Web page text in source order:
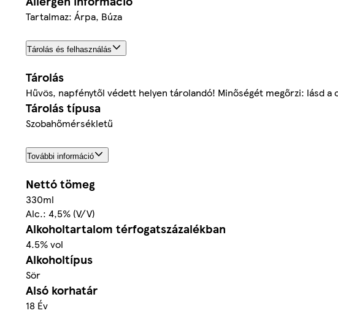
Tartalmaz: Árpa, Búza
Tárolás és felhasználás
Tárolás
Hűvös, napfénytől védett helyen tárolandó! Minőségét megőrzi: lásd a
Tárolás típusa
Szobahőmérsékletű
További információ
Nettó tömeg
330ml
Alc.: 4,5% (V/V)
Alkoholtartalom térfogatszázalékban
4.5% vol
Alkoholtípus
Sör
Alsó korhatár
18 Év